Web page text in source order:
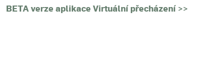
BETA verze aplikace Virtuální přecházení >>